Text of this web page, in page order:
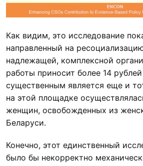
Как видим, это исследование
направленный на
надлежащей, комплексной
работы приносит более 14
существенным является еще и
на этой площадке
женщин, освобожденных из
Беларуси.
Конечно, этот единственный
было бы некорректно